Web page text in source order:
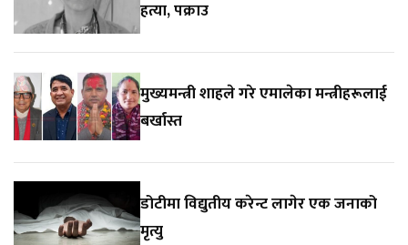
हत्या, पक्राउ
मुख्यमन्त्री शाहले गरे एमालेका मन्त्रीहरूलाई
बर्खास्त
डोटीमा विद्युतीय करेन्ट लागेर एक जनाको
मृत्यु